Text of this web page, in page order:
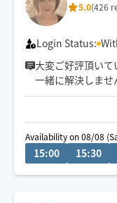
5.0(426
Login Status:
大変ご好評頂い
一緒に解決しま
Availability on 08/08
15:00 15:30